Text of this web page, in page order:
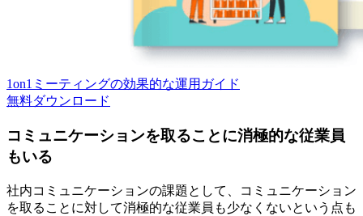
1on1ミーティングの効果的な運用ガイド
無料ダウンロード
コミュニケーションを取ることに消極的な従業員
もいる
社内コミュニケーションの課題として、コミュニケーション
を取ることに対して消極的な従業員も少なくないという点も